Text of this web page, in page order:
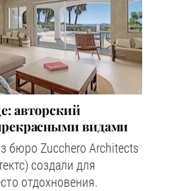
авторский
видами
бюро Zucchero Architects
создали для
отдохновения.